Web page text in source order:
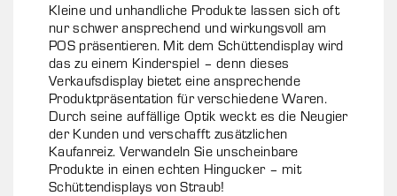
Kleine und unhandliche Produkte lassen sich oft
nur schwer ansprechend und wirkungsvoll am
POS präsentieren. Mit dem Schüttendisplay wird
das zu einem Kinderspiel – denn dieses
Verkaufsdisplay bietet eine ansprechende
Produktpräsentation für verschiedene Waren.
Durch seine auffällige Optik weckt es die Neugier
der Kunden und verschafft zusätzlichen
Kaufanreiz. Verwandeln Sie unscheinbare
Produkte in einen echten Hingucker – mit
Schüttendisplays von Straub!